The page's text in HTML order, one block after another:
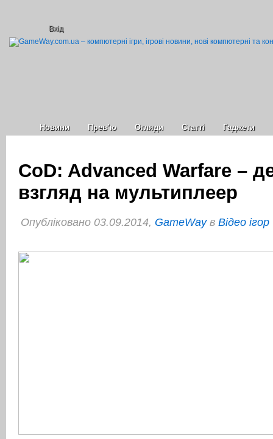
Вхід
Новини Прев’ю Огляди Статті Гаджети
CoD: Advanced Warfare –
взгляд на мультиплеер
Опубліковано 03.09.2014, GameWayв Відео ігор